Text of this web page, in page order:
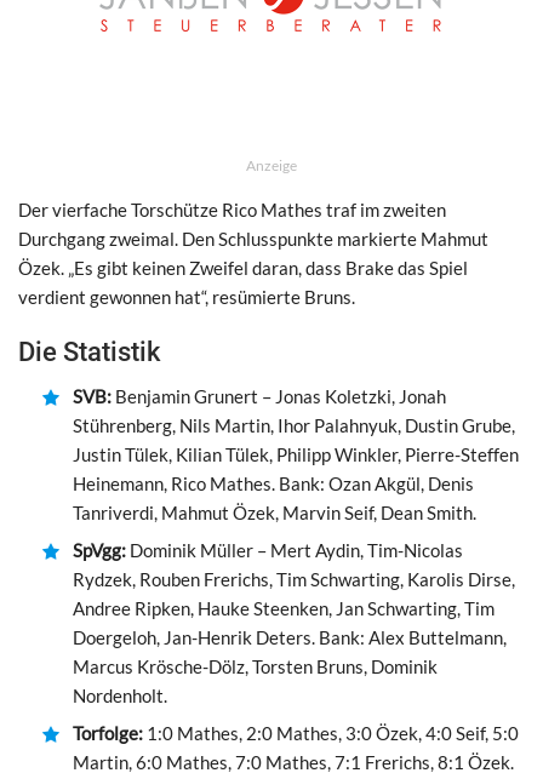
Anzeige
Der vierfache Torschütze Rico Mathes traf im zweiten
Durchgang zweimal. Den Schlusspunkte markierte Mahmut
Özek. „Es gibt keinen Zweifel daran, dass Brake das Spiel
verdient gewonnen hat“, resümierte Bruns.
Die Statistik
SVB: Benjamin Grunert – Jonas Koletzki, Jonah
Stührenberg, Nils Martin, Ihor Palahnyuk, Dustin Grube,
Justin Tülek, Kilian Tülek, Philipp Winkler, Pierre-Steffen
Heinemann, Rico Mathes. Bank: Ozan Akgül, Denis
Tanriverdi, Mahmut Özek, Marvin Seif, Dean Smith.
SpVgg: Dominik Müller – Mert Aydin, Tim-Nicolas
Rydzek, Rouben Frerichs, Tim Schwarting, Karolis Dirse,
Andree Ripken, Hauke Steenken, Jan Schwarting, Tim
Doergeloh, Jan-Henrik Deters. Bank: Alex Buttelmann,
Marcus Krösche-Dölz, Torsten Bruns, Dominik
Nordenholt.
Torfolge: 1:0 Mathes, 2:0 Mathes, 3:0 Özek, 4:0 Seif, 5:0
Martin, 6:0 Mathes, 7:0 Mathes, 7:1 Frerichs, 8:1 Özek.